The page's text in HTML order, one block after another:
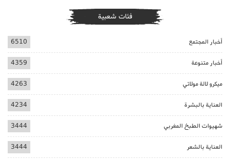
فئات شعبية
أخبار المجتمع 6510
أخبار متنوعة 4359
ميكرو لالة مولاتي 4263
العناية بالبشرة 4234
شهيوات الطبخ المغربي 3444
العناية بالشعر 3444